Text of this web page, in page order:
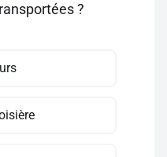
?